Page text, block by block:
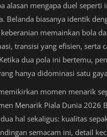
alasan mengapa duel
Belanda biasanya identik
memainkan bola
transisi yang efisien, serta
dua pola ini bertemu,
hanya didominasi satu
momen menarik
Menarik Piala Dunia 2026
hal sekaligus: kualitas
semacam ini, detail